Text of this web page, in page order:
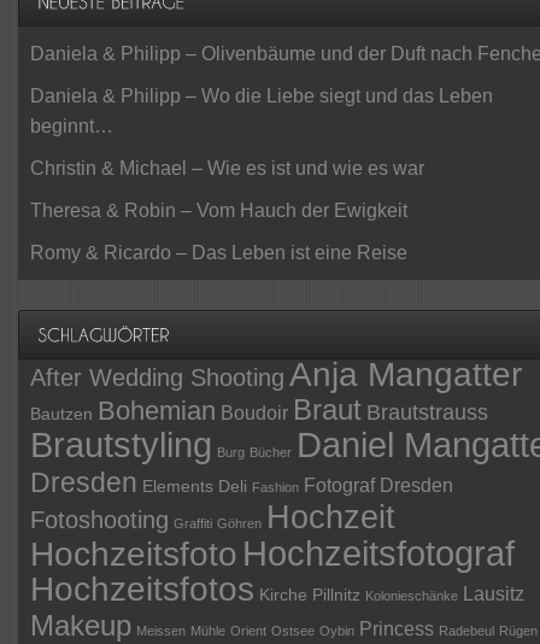
Daniela & Philipp – Olivenbäume und der Duft nach
Daniela & Philipp – Wo die Liebe siegt und das Leben
beginnt…
Christin & Michael – Wie es ist und wie es war
Theresa & Robin – Vom Hauch der Ewigkeit
Romy & Ricardo – Das Leben ist eine Reise
After Wedding Shooting Anja Mangatter
Bautzen Bohemian Boudoir Braut Brautstrauss
Brautstyling Burg Bücher Daniel
Dresden Elements Deli Fashion Fotograf Dresden
Fotoshooting Graffiti Göhren Hochzeit
Hochzeitsfoto Hochzeitsfotograf
Hochzeitsfotos Kirche Pillnitz Kolonieschänke Lausitz
Makeup Meissen Mühle Orient Ostsee Oybin Princess Radebeul Rügen